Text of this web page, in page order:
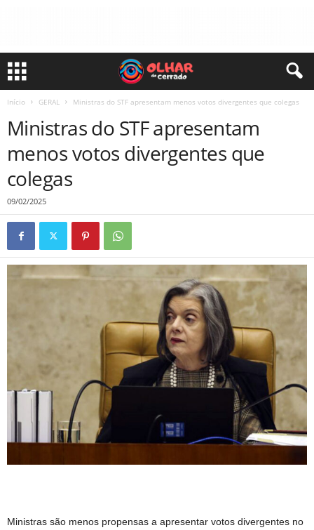
Início GERAL Ministras do STF apresentam menos votos divergentes que colegas
Ministras do STF apresentam
menos votos divergentes que
colegas
09/02/2025
Ministras são menos propensas a apresentar votos divergentes no